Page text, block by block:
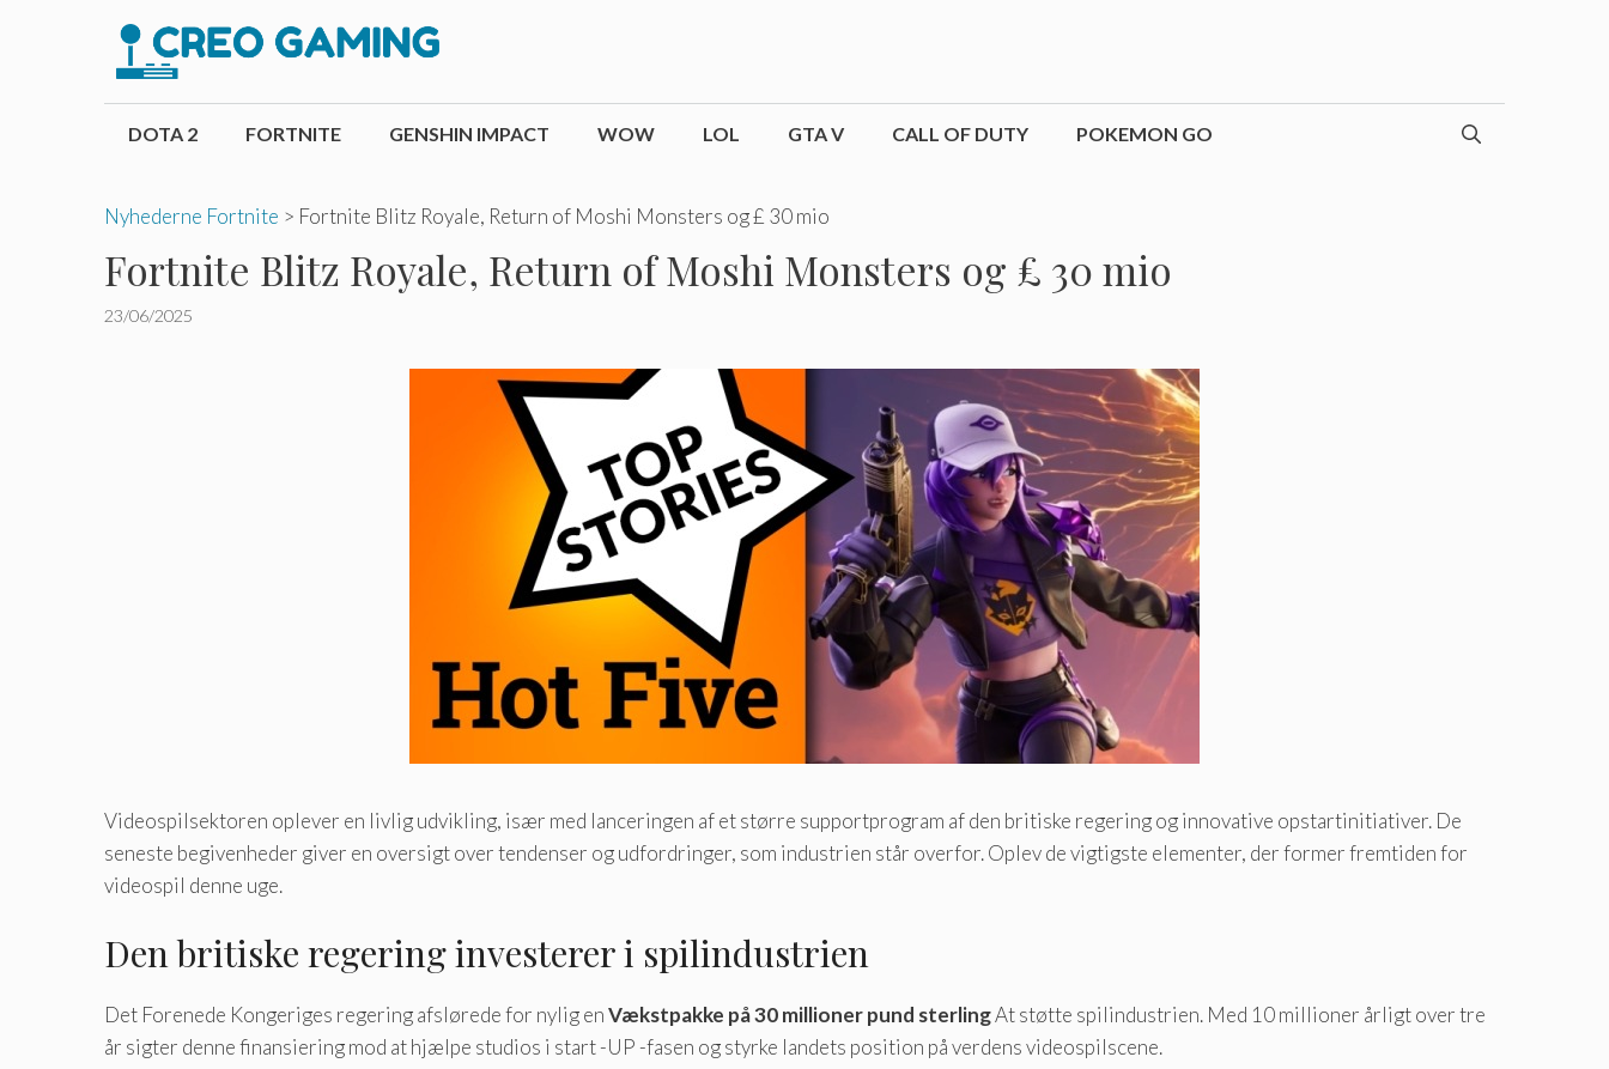
DOTA 2 FORTNITE GENSHIN IMPACT WOW LOL GTA V CALL OF DUTY POKEMON GO
Nyhederne Fortnite > Fortnite Blitz Royale, Return of Moshi Monsters og £ 30 mio
Fortnite Blitz Royale, Return of Moshi Monsters og £ 30 mio
23/06/2025
Videospilsektoren oplever en livlig udvikling, især med lanceringen af ​​et større supportprogram af den britiske regering og innovative opstartinitiativer. De
seneste begivenheder giver en oversigt over tendenser og udfordringer, som industrien står overfor. Oplev de vigtigste elementer, der former fremtiden for
videospil denne uge.
Den britiske regering investerer i spilindustrien
Det Forenede Kongeriges regering afslørede for nylig enVækstpakke på 30 millioner pund sterlingAt støtte spilindustrien. Med 10 millioner årligt over tre
år sigter denne finansiering mod at hjælpe studios i start -UP -fasen og styrke landets position på verdens videospilscene.